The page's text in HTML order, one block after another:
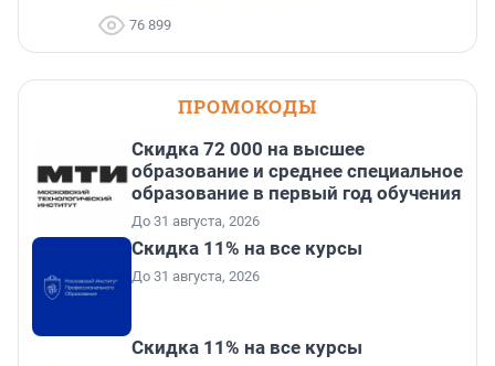
76 899
ПРОМОКОДЫ
Скидка 72 000 на высшее
образование и среднее специальное
образование в первый год обучения
До 31 августа, 2026
Скидка 11% на все курсы
До 31 августа, 2026
Скидка 11% на все курсы